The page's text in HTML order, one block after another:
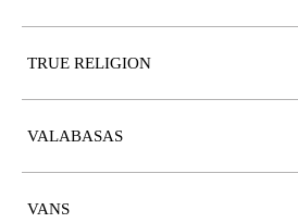
TRUE RELIGION
VALABASAS
VANS